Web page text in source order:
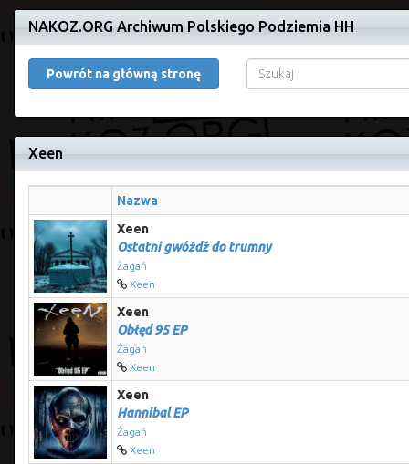
NAKOZ.ORG Archiwum Polskiego Podziemia HH
Powrót na główną stronę
Xeen
Nazwa
Xeen
Ostatni gwóźdź do trumny
Żagań
Xeen
Xeen
Obłęd 95 EP
Żagań
Xeen
Xeen
Hannibal EP
Żagań
Xeen